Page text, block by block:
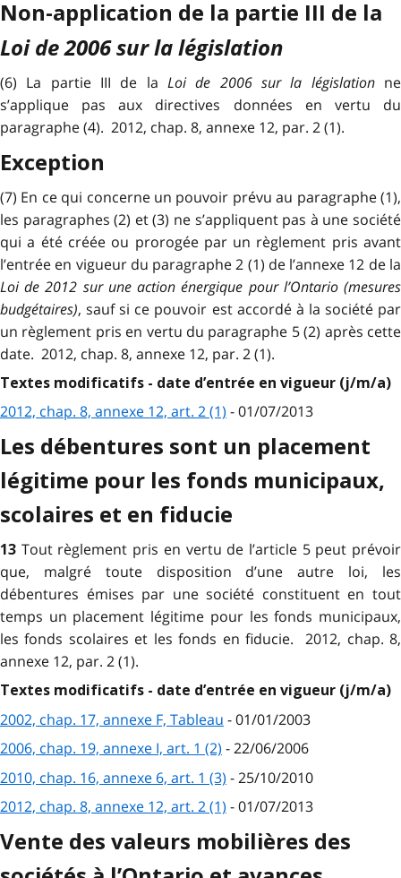
Non-application de la partie III de la
Loi de 2006 sur la législation
(6) La partie III de la Loi de 2006 sur la législationne
s’applique pas aux directives données en vertu du
paragraphe (4). 2012, chap. 8, annexe 12, par. 2 (1).
Exception
(7) En ce qui concerne un pouvoir prévu au paragraphe (1),
les paragraphes (2) et (3) ne s’appliquent pas à une société
qui a été créée ou prorogée par un règlement pris avant
l’entrée en vigueur du paragraphe 2 (1) de l’annexe 12 de la
Loi de 2012 sur une action énergique pour l’Ontario (mesures
budgétaires), sauf si ce pouvoir est accordé à la société par
un règlement pris en vertu du paragraphe 5 (2) après cette
date. 2012, chap. 8, annexe 12, par. 2 (1).
Textes modificatifs - date d’entrée en vigueur (j/m/a)
2012, chap. 8, annexe 12, art. 2 (1) - 01/07/2013
Les débentures sont un placement
légitime pour les fonds municipaux,
scolaires et en fiducie
13 Tout règlement pris en vertu de l’article 5 peut prévoir
que, malgré toute disposition d’une autre loi, les
débentures émises par une société constituent en tout
temps un placement légitime pour les fonds municipaux,
les fonds scolaires et les fonds en fiducie. 2012, chap. 8,
annexe 12, par. 2 (1).
Textes modificatifs - date d’entrée en vigueur (j/m/a)
2002, chap. 17, annexe F, Tableau - 01/01/2003
2006, chap. 19, annexe I, art. 1 (2) - 22/06/2006
2010, chap. 16, annexe 6, art. 1 (3) - 25/10/2010
2012, chap. 8, annexe 12, art. 2 (1) - 01/07/2013
Vente des valeurs mobilières des